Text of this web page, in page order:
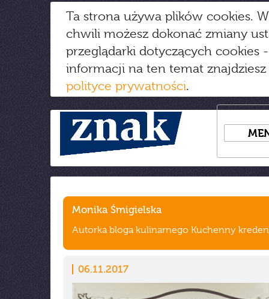
Ta strona używa plików cookies.
chwili możesz dokonać zmiany
przeglądarki dotyczących cookies
informacji na ten temat
polityce prywatności.
Monika Śmigielska
Autorka bloga kulinarnego Kuchenny
06.11.2017